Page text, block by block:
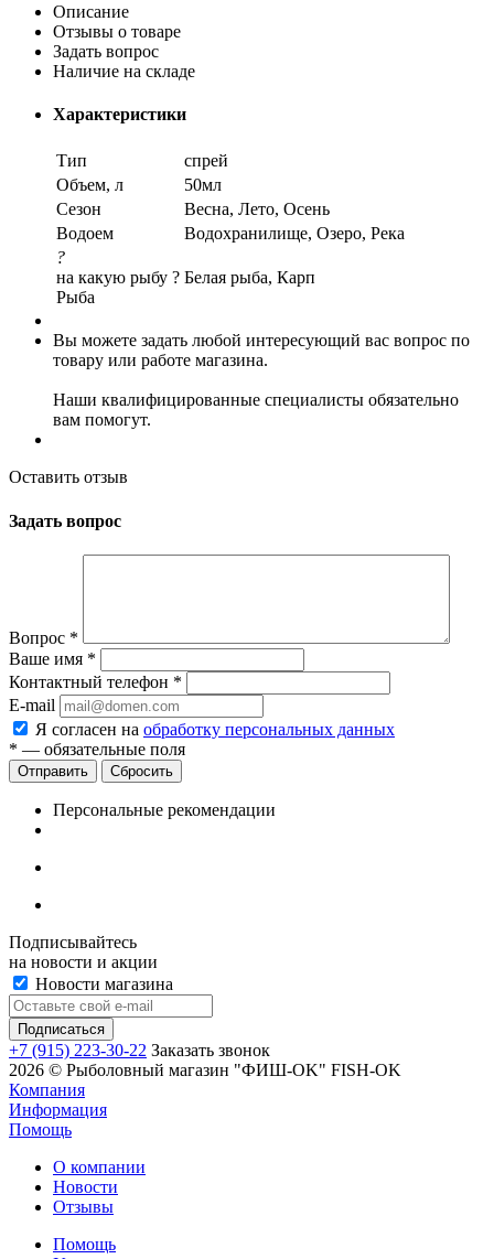
Описание
Отзывы о товаре
Задать вопрос
Наличие на складе
Характеристики
Тип
спрей
Объем, л
50мл
Сезон
Весна, Лето, Осень
Водоем
Водохранилище, Озеро, Река
?
на какую рыбу ?
Рыба
Белая рыба, Карп
Вы можете задать любой интересующий вас вопрос по
товару или работе магазина.
Наши квалифицированные специалисты обязательно
вам помогут.
Оставить отзыв
Задать вопрос
Вопрос *
Ваше имя *
Контактный телефон *
E-mail
Я согласен на обработку персональных данных
* — обязательные поля
Сбросить
Персональные рекомендации
Подписывайтесь
на новости и акции
Новости магазина
+7 (915) 223-30-22 Заказать звонок
2026 © Рыболовный магазин "ФИШ-OK" FISH-OK
Компания
Информация
Помощь
О компании
Новости
Отзывы
Помощь